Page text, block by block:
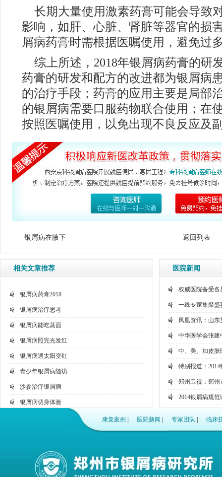
长期大量使用激素药膏可能会导致
影响，如肝、心脏、肾脏等器官的损
屑病药膏时需根据医嘱使用，避免过
综上所述，2018年银屑病药膏的研
药膏的研发和配方的改进都为银屑病
的治疗手段；药膏的应用主要是局部
的银屑病需要口服药物联合使用；在
按照医嘱使用，以免出现不良反应及
银屑病在腋下 返回列表
相关文章推荐
银屑病药膏2018
银屑病治疗思考
银屑病能吃蒸面
银屑病照完光发红
银屑病遇太阳变红
青少年银屑病随访
沙参治疗银屑病
银屑病切身体验
医院新闻
权威医院备受各
一线专家集聚盛
凤凰资讯：山
中华医学会张建
中、美、加皮肤
特别报道：
郑州卫视：郑州
2014银屑病规
康复案例 医院新闻 专家团队 临床